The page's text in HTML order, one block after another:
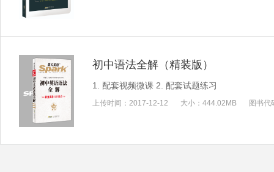
初中语法全解（精装版）
1. 配套视频微课 2. 配套试题练习
上传时间： 2017-12-12 大小： 444.02MB 图书代